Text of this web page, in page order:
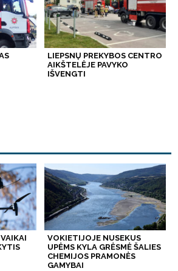
LIEPSNŲ PREKYBOS CENTRO
AIKŠTELĖJE PAVYKO
IŠVENGTI
VOKIETIJOJE NUSEKUS
UPĖMS KYLA GRĖSMĖ ŠALIES
CHEMIJOS PRAMONĖS
GAMYBAI